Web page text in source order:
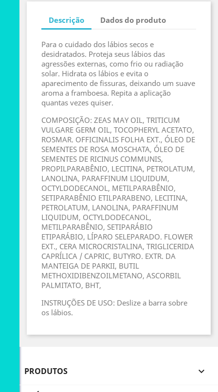
Descrição Dados do produto
Para o cuidado dos lábios secos e
desidratados. Proteja seus lábios das
agressões externas, como frio ou radiação
solar. Hidrata os lábios e evita o
aparecimento de fissuras, deixando um suave
aroma a framboesa. Repita a aplicação
quantas vezes quiser.
COMPOSIÇÃO: ZEAS MAY OIL, TRITICUM
VULGARE GERM OIL, TOCOPHERYL ACETATO,
ROSMAR. OFFICINALIS FOLHA EXT., ÓLEO DE
SEMENTES DE ROSA MOSCHATA, ÓLEO DE
SEMENTES DE RICINUS COMMUNIS,
PROPILPARABÊNIO, LECITINA, PETROLATUM,
LANOLINA, PARAFFINUM LIQUIDUM,
OCTYLDODECANOL, METILPARABÊNIO,
SETIPARABÊNIO ETILPARABENO, LECITINA,
PETROLATUM, LANOLINA, PARAFFINUM
LIQUIDUM, OCTYLDODECANOL,
METILPARABÊNIO, SETIPARÁBIO
ETIPARÁBIO, LÍPARO SELEPARADO. FLOWER
EXT., CERA MICROCRISTALINA, TRIGLICERIDA
CAPRÍLICA / CAPRIC, BUTYRO. EXTR. DA
MANTEIGA DE PARKII, BUTIL
METHOXIDIBENZOILMETANO, ASCORBIL
PALMITATO, BHT,
INSTRUÇÕES DE USO: Deslize a barra sobre
os lábios.
PRODUTOS 